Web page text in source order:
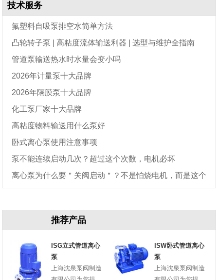
技术服务
氟塑料自吸泵排空水简单方法
凸轮转子泵 | 高粘度流体输送利器 | 选型与维护全指南
管道泵输送热水时水量会变小吗
2026年计量泵十大品牌
2026年隔膜泵十大品牌
化工泵厂家十大品牌
高粘度物料输送用什么泵好
卧式离心泵使用注意事项
泵不能连续启动几次？超过这个次数，电机必坏
离心泵为什么要＂关阀启动＂？不是怕烧电机，而是这个
推荐产品
ISG立式管道离心
泵
上海沈泉泵阀制造
ISW卧式管道离心
泵
上海沈泉泵阀制造